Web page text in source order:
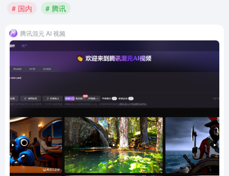
# 国内
# 腾讯
腾讯混元 AI 视频